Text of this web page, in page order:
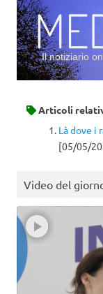
Il notiziario
Articoli
Là dove i
[05/05/
Video del